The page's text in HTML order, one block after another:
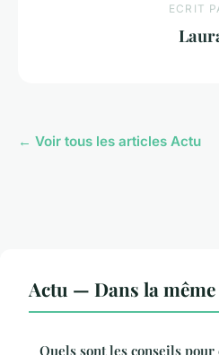
ECRIT
← Voir tous les articles Actu
Actu — Dans la
Quels sont les conseils pour